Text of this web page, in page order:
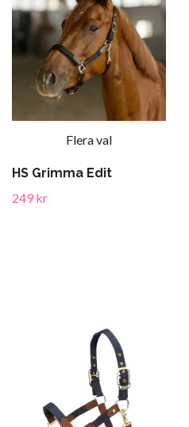
Flera val
HS Grimma Edit
249 kr